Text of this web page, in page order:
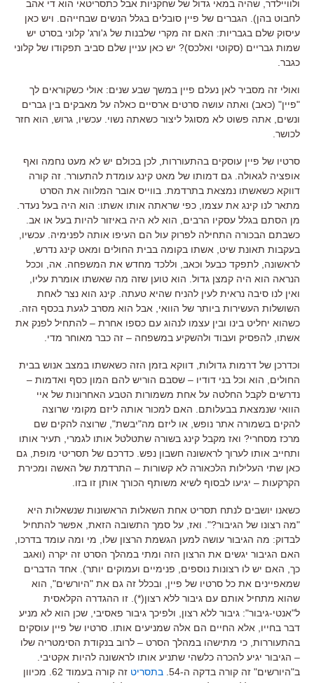
ולוויילדר, שהיה במאי גדול של שחקניות אבל כתסריטאי הוא די אהב
לחבוט בהן). הגברים של פיין סובלים בגלל הנשים שבחייהם. ויש כאן
עיסוק שלם בגבריות: האם זה מקרי שלבנות של ג'ורג' קלוני בסרט יש
שמות גבריים (סקוטי ואלכס)? יש כאן עניין שלם סביב תפקודו של קלוני
כגבר.
ואולי זה מסביר לאן נעלם פיין במשך שבע שנים: אולי כשקוראים לך
"פיין" (כאב) ואתה עושה סרטים ארסיים כאלה על מאבקים בין גברים
ונשים, אתה פשוט לא מסוגל ליצור כשאתה נשוי. עכשיו, גרוש, הוא חזר
לכושר.
סרטיו של פיין עוסקים בהתעוררות, לכן בכולם יש לא מעט נחמה ואף
אופציה לגאולה. גם דמותו של מאט קינג עומדת להתעורר. זה קורה
דווקא כשאשתו נמצאת בתרדמת. בווייס אובר המלווה את הסרט
מתאר לנו קינג את עצמו, כפי שראתה אותו אשתו: הוא היה בעל נעדר.
מן הסתם בגלל עסקיו הרבים, הוא לא היה באיזור להיות בעל או אב.
כשבתם הבכורה התחילה לפרוק עול הם העיפו אותה לפנימיה. עכשיו,
בעקבות תאונת שיט, אשתו בקומה בבית החולים ומאט קינג נדרש,
לראשונה, לתפקד כבעל וכאב, וללכד מחדש את המשפחה. אה, וככל
הנראה הוא היה קמצן גדול. הוא טוען שזה מה שאשתו אומרת עליו,
ואין לנו סיבה נראית לעין להניח שהיא טעתה. קינג הוא נצר לאחת
השושלות העשירות ביותר של הוואי, אבל הוא מסרב לגעת בכסף הזה.
כשהוא יחליט בינו ובין עצמו לנהוג עם כספו אחרת – להתחיל לפנק את
אשתו, להפסיק ועבוד ולהשקיע במשפחה – זה כבר מאוחר מדי.
וכדרכן של דרמות גדולות, דווקא בזמן הזה כשאשתו במצב אנוש בבית
החולים, הוא וכל בני דודיו – שסבם הוריש להם המון כסף ואדמות –
נדרשים לקבל החלטה על אחת משמורות הטבע האחרונות של איי
הוואי שנמצאת בבעלותם. האם למכור אותה ליזם מקומי שרוצה
להקים בשמורה אתר נופש, או ליזם מה"יבשת", שרוצה להקים שם
מרכז מסחרי? ואז מקבל קינג בשורה שתטלטל אותו לגמרי, תעיר אותו
ותחייב אותו לערוך לראשונה חשבון נפש. כדרכם של תסריטי מופת, גם
כאן שתי העלילות הלכאורה לא קשורות – התרדמת של האשה ומכירת
הקרקעות – יגיעו לבסוף לשיא משותף הכורך אותן זו בזו.
כשאנו יושבים לנתח תסריט אחת השאלות הראשונות שנשאלות היא
"מה רצונו של הגיבור?". ואז, על סמך התשובה הזאת, אפשר להתחיל
לבדוק: מה הגיבור עושה למען הגשמת הרצון שלו, מי ומה עומד בדרכו,
האם הגיבור יגשים את הרצון הזה ומתי במהלך הסרט זה יקרה (ואגב
כך, האם יש לו רצונות נוספים, פנימיים ועמוקים יותר). אחד הדברים
שמאפיינים את כל סרטיו של פיין, ובכלל זה גם את "היורשים", הוא
שהוא מתחיל אותם עם גיבור ללא רצון(*). זו ההגדרה הקלאסית
ל"אנטי-גיבור": גיבור ללא רצון, ולפיכך גיבור פאסיבי, שכן הוא לא מניע
דבר בחייו, אלא החיים הם אלה שמניעים אותו. סרטיו של פיין עוסקים
בהתעוררות, כי מתישהו במהלך הסרט – לרוב בנקודת הסימטריה שלו
– הגיבור יגיע להכרה כלשהי שתניע אותו לראשונה להיות אקטיבי.
ב"היורשים" זה קורה בדקה ה-54.
בתסריט
זה קורה בעמוד 62. מכיוון